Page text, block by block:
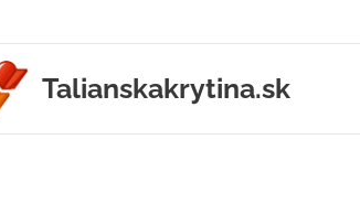
Talianskakrytina.sk